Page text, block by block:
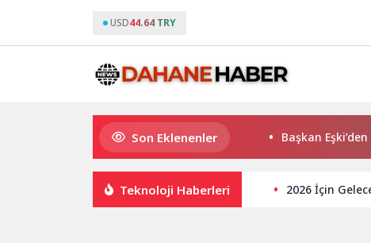
USD44.64 TRY
Son Eklenenler
K. Menderes’te AKTAŞ Bereketi Başkan Eşki’den
Teknoloji Haberleri 2026 İçin